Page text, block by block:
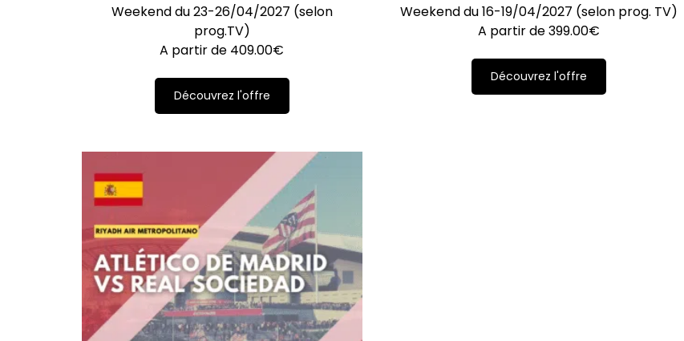
Weekend du 23-26/04/2027 (selon
prog.TV)
A partir de 409.00€
Découvrez l'offre
Weekend du 16-19/04/2027 (selon prog. TV)
A partir de399.00€
Découvrez l'offre